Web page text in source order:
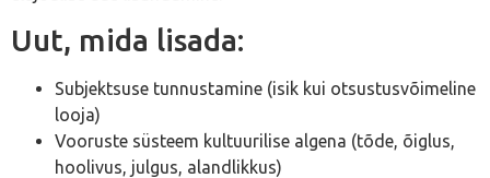
Uut, mida lisada:
Subjektsuse tunnustamine (isik kui otsustusvõimeline
looja)
Vooruste süsteem kultuurilise algena (tõde, õiglus,
hoolivus, julgus, alandlikkus)